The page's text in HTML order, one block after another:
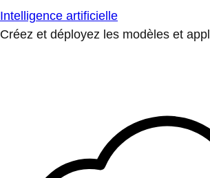
Intelligence artificielle
Créez et déployez les modèles et